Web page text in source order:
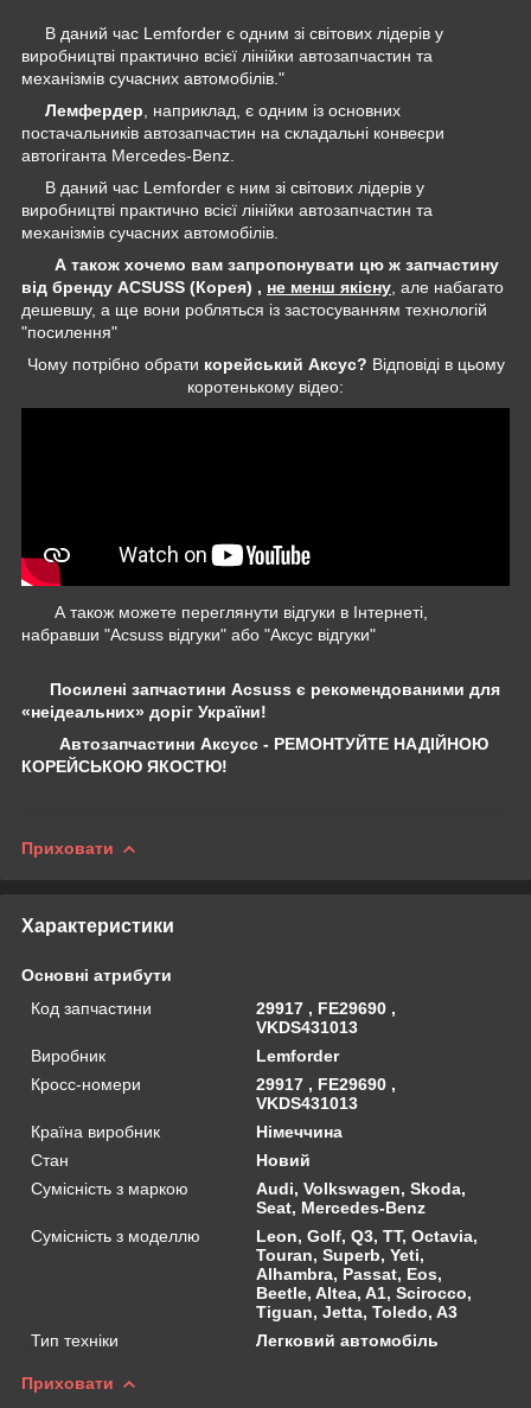
В даний час Lemforder є одним зі світових лідерів у
виробництві практично всієї лінійки автозапчастин та
механізмів сучасних автомобілів."
Лемфердер , наприклад, є одним із основних
постачальників автозапчастин на складальні конвеєри
автогіганта Mercedes-Benz.
В даний час Lemforder є ним зі світових лідерів у
виробництві практично всієї лінійки автозапчастин та
механізмів сучасних автомобілів.
А також хочемо вам запропонувати цю ж запчастину
від бренду ACSUSS (Корея) , не менш якісну , але набагато
дешевшу, а ще вони робляться із застосуванням технологій
"посилення"
Чому потрібно обрати корейський Аксус? Відповіді в цьому
коротенькому відео:
А також можете переглянути відгуки в Інтернеті,
набравши "Acsuss відгуки" або "Аксус відгуки"
Посилені запчастини Acsuss є рекомендованими для
«неідеальних» доріг України!
Автозапчастини Аксусс - РЕМОНТУЙТЕ НАДІЙНОЮ
КОРЕЙСЬКОЮ ЯКОСТЮ!
Приховати
Характеристики
Основні атрибути
Код запчастини
29917 , FE29690 ,
VKDS431013
Виробник
Lemforder
Кросс-номери
29917 , FE29690 ,
VKDS431013
Країна виробник
Німеччина
Стан
Новий
Сумісність з маркою
Audi, Volkswagen, Skoda,
Seat, Mercedes-Benz
Сумісність з моделлю
Leon, Golf, Q3, TT, Octavia,
Touran, Superb, Yeti,
Alhambra, Passat, Eos,
Beetle, Altea, A1, Scirocco,
Tiguan, Jetta, Toledo, A3
Тип техніки
Легковий автомобіль
Приховати